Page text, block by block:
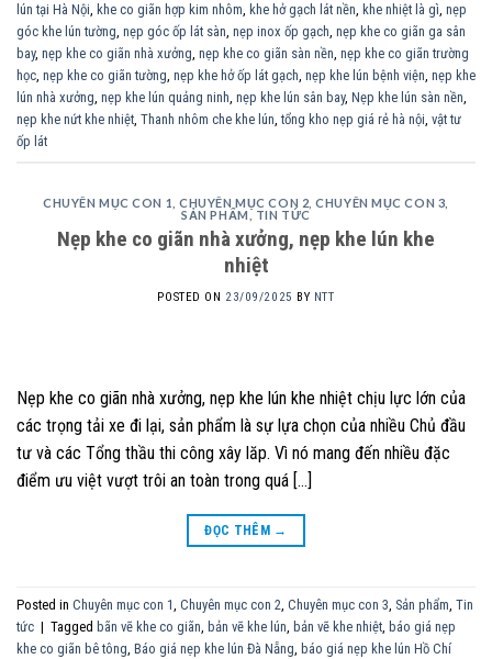
lún tại Hà Nội, khe co giãn hợp kim nhôm, khe hở gạch lát nền, khe nhiệt là gì, nẹp
góc khe lún tường, nẹp góc ốp lát sàn, nẹp inox ốp gạch, nẹp khe co giãn ga sân
bay, nẹp khe co giãn nhà xưởng, nẹp khe co giãn sàn nền, nẹp khe co giãn trường
học, nẹp khe co giãn tường, nẹp khe hở ốp lát gạch, nẹp khe lún bệnh viện, nẹp khe
lún nhà xưởng, nẹp khe lún quảng ninh, nẹp khe lún sân bay, Nẹp khe lún sàn nền,
nẹp khe nứt khe nhiệt, Thanh nhôm che khe lún,tổng kho nẹp giá rẻ hà nội, vật tư
ốp lát
CHUYÊN MỤC CON 1 ,CHUYÊN MỤC CON 2 ,CHUYÊN MỤC CON 3
SẢN PHẨM , TIN TỨC
Nẹp khe co giãn nhà xưởng, nẹp khe lún khe
nhiệt
POSTED ON 23/09/2025 BY NTT
Nẹp khe co giãn nhà xưởng, nẹp khe lún khe nhiệt chịu lực lớn của
các trọng tải xe đi lại, sản phẩm là sự lựa chọn của nhiều Chủ đầu
tư và các Tổng thầu thi công xây lăp. Vì nó mang đến nhiều đặc
điểm ưu việt vượt trôi an toàn trong quá […]
ĐỌC THÊM →
Posted in Chuyên mục con 1, Chuyên mục con 2, Chuyên mục con 3, Sản phẩm, Tin
tức | Tagged bãn vẽ khe co giãn, bản vẽ khe lún, bản vẽ khe nhiệt, báo giá nẹp
khe co giãn bê tông, Báo giá nẹp khe lún Đà Nẵng, báo giá nẹp khe lún Hồ Chí